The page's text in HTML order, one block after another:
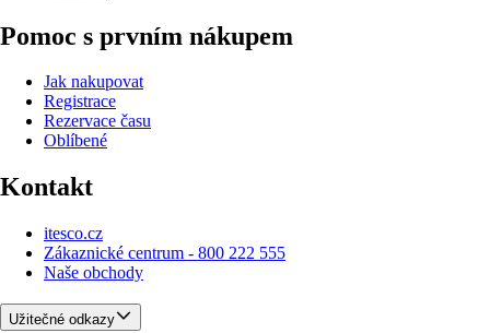
Pomoc s prvním nákupem
Jak nakupovat
Registrace
Rezervace času
Oblíbené
Kontakt
itesco.cz
Zákaznické centrum - 800 222 555
Naše obchody
Užitečné odkazy